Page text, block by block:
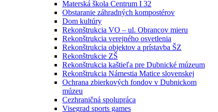
Materská škola Centrum I 32
Obstaranie záhradných kompostérov
Dom kultúry
Rekonštrukcia VO – ul. Obrancov mieru
Rekonštrukcia verejného osvetlenia
Rekonštrukcia objektov a prístavba ŠZ
Rekonštrukcie ZŠ
Rekonštrukcia kaštieľa pre Dubnické múzeum
Rekonštrukcia Námestia Matice slovenskej
Ochrana zbierkových fondov v Dubnickom
múzeu
Cezhraničná spolupráca
Visegrad sports games